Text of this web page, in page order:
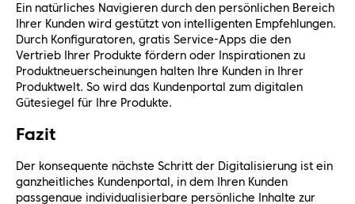
Ein natürliches Navigieren durch den persönlichen Bereich
Ihrer Kunden wird gestützt von intelligenten Empfehlungen.
Durch Konfiguratoren, gratis Service-Apps die den
Vertrieb Ihrer Produkte fördern oder Inspirationen zu
Produktneuerscheinungen halten Ihre Kunden in Ihrer
Produktwelt. So wird das Kundenportal zum digitalen
Gütesiegel für Ihre Produkte.
Fazit
Der konsequente nächste Schritt der Digitalisierung ist ein
ganzheitliches Kundenportal, in dem Ihren Kunden
passgenaue individualisierbare persönliche Inhalte zur